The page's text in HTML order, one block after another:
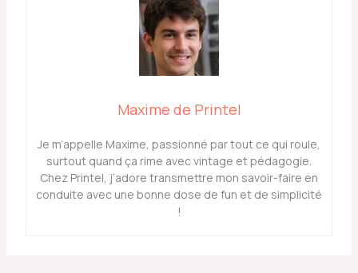
Maxime de Printel
Je m’appelle Maxime, passionné par tout ce qui roule,
surtout quand ça rime avec vintage et pédagogie.
Chez Printel, j’adore transmettre mon savoir-faire en
conduite avec une bonne dose de fun et de simplicité
!